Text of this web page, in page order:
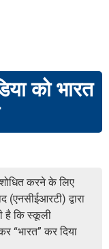
को भारत
करने के लिए
(एनसीईआरटी) द्वारा
है कि स्कूली
“भारत” कर दिया